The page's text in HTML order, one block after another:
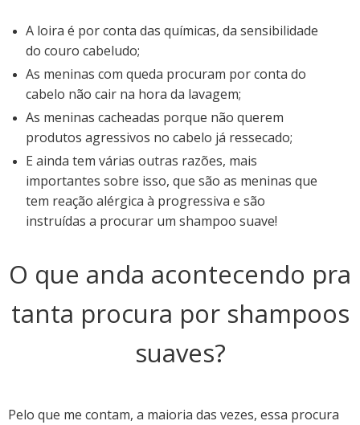
A loira é por conta das químicas, da sensibilidade
do couro cabeludo;
As meninas com queda procuram por conta do
cabelo não cair na hora da lavagem;
As meninas cacheadas porque não querem
produtos agressivos no cabelo já ressecado;
E ainda tem várias outras razões, mais
importantes sobre isso, que são as meninas que
tem reação alérgica à progressiva e são
instruídas a procurar um shampoo suave!
O que anda acontecendo pra
tanta procura por shampoos
suaves?
Pelo que me contam, a maioria das vezes, essa procura